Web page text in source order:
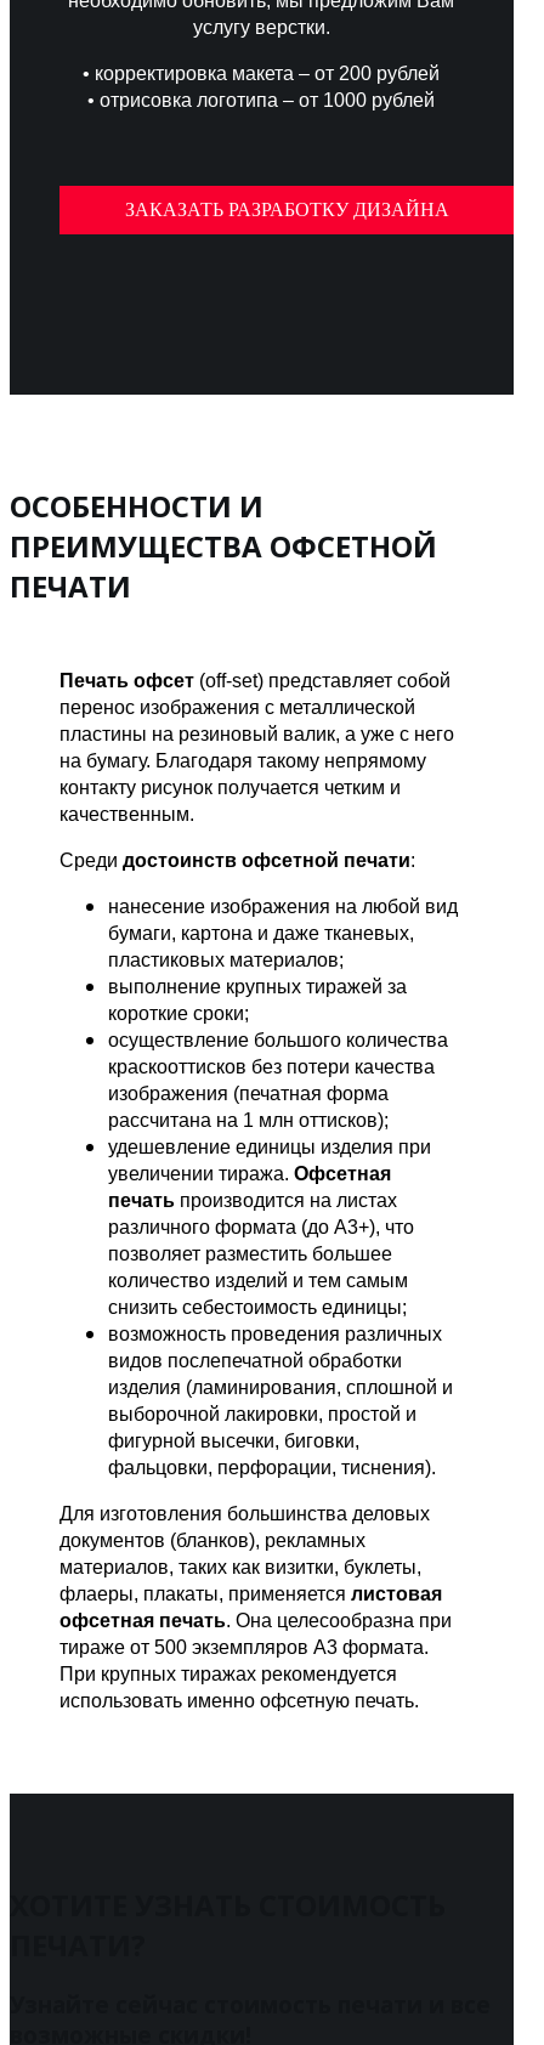
услугу верстки.
• корректировка макета – от 200 рублей
• отрисовка логотипа – от 1000 рублей
ЗАКАЗАТЬ РАЗРАБОТКУ ДИЗАЙНА
ОСОБЕННОСТИ И
ПРЕИМУЩЕСТВА ОФСЕТНОЙ
ПЕЧАТИ
Печать офсет (off-set) представляет собой
перенос изображения с металлической
пластины на резиновый валик, а уже с него
на бумагу. Благодаря такому непрямому
контакту рисунок получается четким и
качественным.
Средидостоинств офсетной печати:
нанесение изображения на любой вид
бумаги, картона и даже тканевых,
пластиковых материалов;
выполнение крупных тиражей за
короткие сроки;
осуществление большого количества
краскооттисков без потери качества
изображения (печатная форма
рассчитана на 1 млн оттисков);
удешевление единицы изделия при
увеличении тиража.Офсетная
печать производится на листах
различного формата (до А3+), что
позволяет разместить большее
количество изделий и тем самым
снизить себестоимость единицы;
возможность проведения различных
видов послепечатной обработки
изделия (ламинирования, сплошной и
выборочной лакировки, простой и
фигурной высечки, биговки,
фальцовки, перфорации, тиснения).
Для изготовления большинства деловых
документов (бланков), рекламных
материалов, таких как визитки, буклеты,
флаеры, плакаты, применяетсялистовая
офсетная печать. Она целесообразна при
тираже от 500 экземпляров А3 формата.
При крупных тиражах рекомендуется
использовать именно офсетную печать.